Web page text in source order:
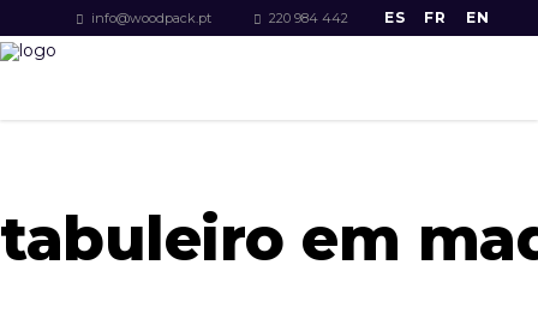
info@woodpack.pt 220 984 442 ES FR EN
tabuleiro em